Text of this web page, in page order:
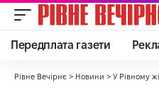
Передплата газети
Рівне Вечірнє > Новини > У Рівному